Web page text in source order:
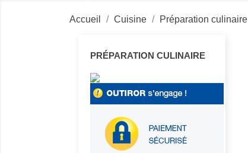
Accueil Cuisine Préparation culinaire
PRÉPARATION CULINAIRE